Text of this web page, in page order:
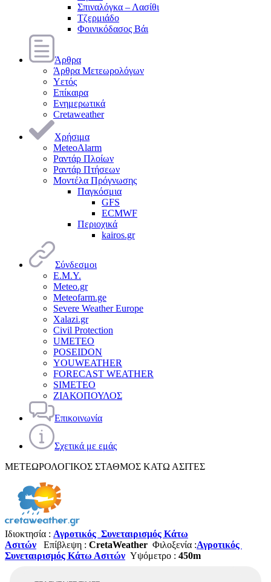
Σπιναλόγκα – Λασίθι
Τζερμιάδο
Φοινικόδασος Βάι
Άρθρα
Άρθρα Μετεωρολόγων
Υετός
Επίκαιρα
Ενημερωτικά
Cretaweather
Χρήσιμα
MeteoAlarm
Ραντάρ Πλοίων
Ραντάρ Πτήσεων
Μοντέλα Πρόγνωσης
Παγκόσμια
GFS
ECMWF
Περιοχικά
kairos.gr
Σύνδεσμοι
Ε.Μ.Υ.
Meteo.gr
Meteofarm.ge
Severe Weather Europe
Xalazi.gr
Civil Protection
UMETEO
POSEIDON
YOUWEATHER
FORECAST WEATHER
SIMETEO
ΖΙΑΚΟΠΟΥΛΟΣ
Επικοινωνία
Σχετικά με εμάς
ΜΕΤΕΩΡΟΛΟΓΙΚΟΣ ΣΤΑΘΜΟΣ ΚΑΤΩ ΑΣΙΤΕΣ
Ιδιοκτησία : Αγροτικός Συνεταιρισμός Κάτω
Ασιτών
Επίβλεψη : CretaWeather Φιλοξενία :Αγροτικός
Συνεταιρισμός Κάτω Ασιτών Υψόμετρο : 450m